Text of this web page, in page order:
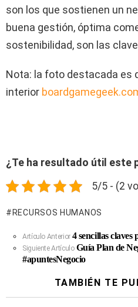
son los que sostienen un
buena gestión, óptima
sostenibilidad, son las
Nota: la foto destacada es
interior
¿Te ha resultado útil este
5/5 - (2
RECURSOS HUMANOS
Ver
Más
Artículo Anterior 4 sencillas
Siguiente Artículo Guía Plan de
#apuntesNegocio
TAMBIÉN TE